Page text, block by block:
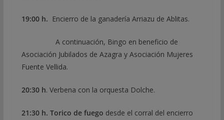
19:00 h. Encierro de la ganadería Arriazu de Ablitas.
A continuación, Bingo en beneficio de
Asociación Jubilados de Azagra y Asociación Mujeres
Fuente Vellida.
20:30 h. Verbena con la orquesta Dolche.
21:30 h. Torico de fuego desde el corral del encierro